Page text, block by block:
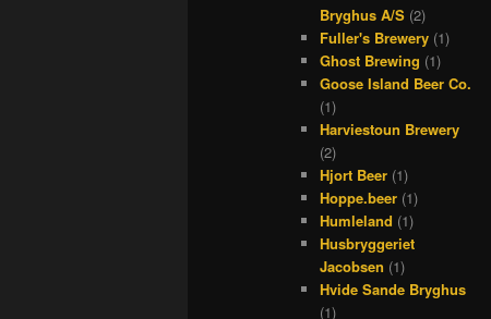
Bryghus A/S (2)
Fuller's Brewery (1)
Ghost Brewing (1)
Goose Island Beer Co.
(1)
Harviestoun Brewery
(2)
Hjort Beer (1)
Hoppe.beer (1)
Humleland (1)
Husbryggeriet
Jacobsen (1)
Hvide Sande Bryghus
(1)